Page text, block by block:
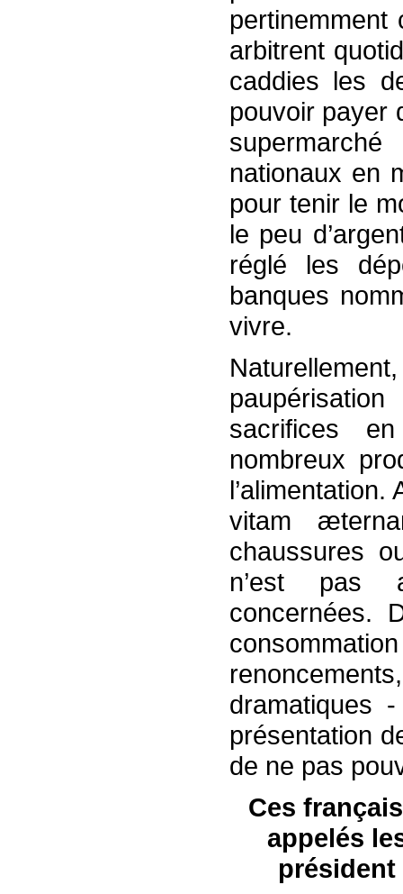
pertinemment
arbitrent
caddies les
pouvoir payer
nationaux en
pour tenir le
le peu
réglé les
banques
vivre.
sacrifices
nombreux
vitam
chaussures
n’est pas
concernées.
dramatiques
présentation
de ne pas
Ces
appelés